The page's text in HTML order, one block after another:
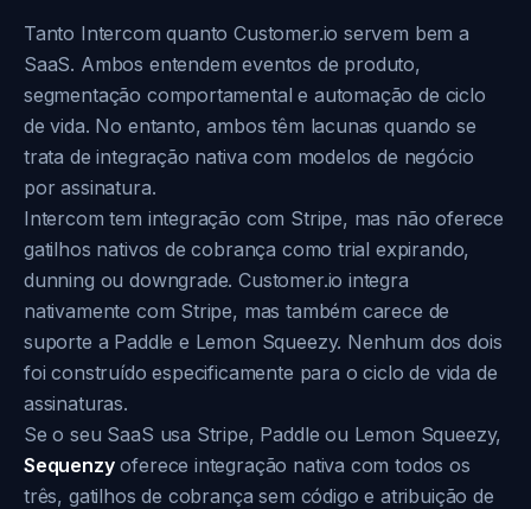
Tanto Intercom quanto Customer.io servem bem a
SaaS. Ambos entendem eventos de produto,
segmentação comportamental e automação de ciclo
de vida. No entanto, ambos têm lacunas quando se
trata de integração nativa com modelos de negócio
por assinatura.
Intercom tem integração com Stripe, mas não oferece
gatilhos nativos de cobrança como trial expirando,
dunning ou downgrade. Customer.io integra
nativamente com Stripe, mas também carece de
suporte a Paddle e Lemon Squeezy. Nenhum dos dois
foi construído especificamente para o ciclo de vida de
assinaturas.
Se o seu SaaS usa Stripe, Paddle ou Lemon Squeezy,
Sequenzyoferece integração nativa com todos os
três, gatilhos de cobrança sem código e atribuição de